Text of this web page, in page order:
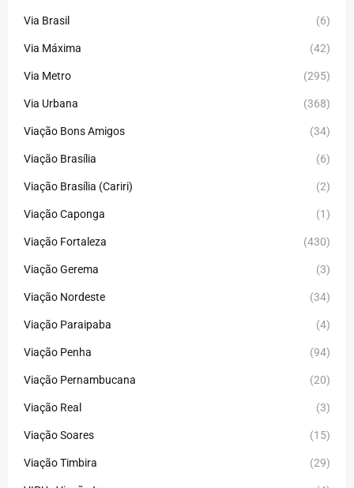
Via Brasil (6)
Via Máxima (42)
Via Metro (295)
Via Urbana (368)
Viação Bons Amigos (34)
Viação Brasília (6)
Viação Brasília (Cariri) (2)
Viação Caponga (1)
Viação Fortaleza (430)
Viação Gerema (3)
Viação Nordeste (34)
Viação Paraipaba (4)
Viação Penha (94)
Viação Pernambucana (20)
Viação Real (3)
Viação Soares (15)
Viação Timbira (29)